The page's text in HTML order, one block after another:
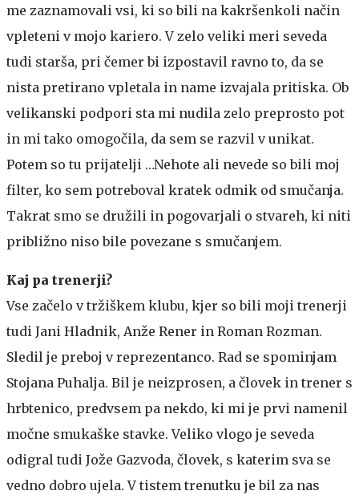
me zaznamovali vsi, ki so bili na kakršenkoli način
vpleteni v mojo kariero. V zelo veliki meri seveda
tudi starša, pri čemer bi izpostavil ravno to, da se
nista pretirano vpletala in name izvajala pritiska. Ob
velikanski podpori sta mi nudila zelo preprosto pot
in mi tako omogočila, da sem se razvil v unikat.
Potem so tu prijatelji …Nehote ali nevede so bili moj
filter, ko sem potreboval kratek odmik od smučanja.
Takrat smo se družili in pogovarjali o stvareh, ki niti
približno niso bile povezane s smučanjem.
Kaj pa trenerji?
Vse začelo v tržiškem klubu, kjer so bili moji trenerji
tudi Jani Hladnik, Anže Rener in Roman Rozman.
Sledil je preboj v reprezentanco. Rad se spominjam
Stojana Puhalja. Bil je neizprosen, a človek in trener s
hrbtenico, predvsem pa nekdo, ki mi je prvi namenil
močne smukaške stavke. Veliko vlogo je seveda
odigral tudi Jože Gazvoda, človek, s katerim sva se
vedno dobro ujela. V tistem trenutku je bil za nas